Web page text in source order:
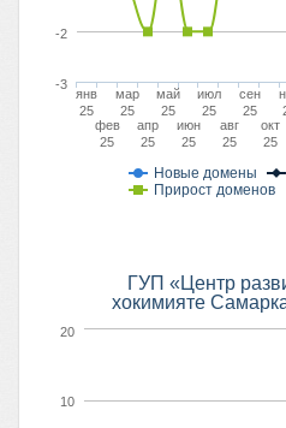
Новые домены
Прирост доменов
янв
25
фев
25
мар
25
апр
25
май
25
июн
25
июл
25
авг
25
сен
25
окт
25
-3
-2
ГУП «Центр
хокимияте
10
20